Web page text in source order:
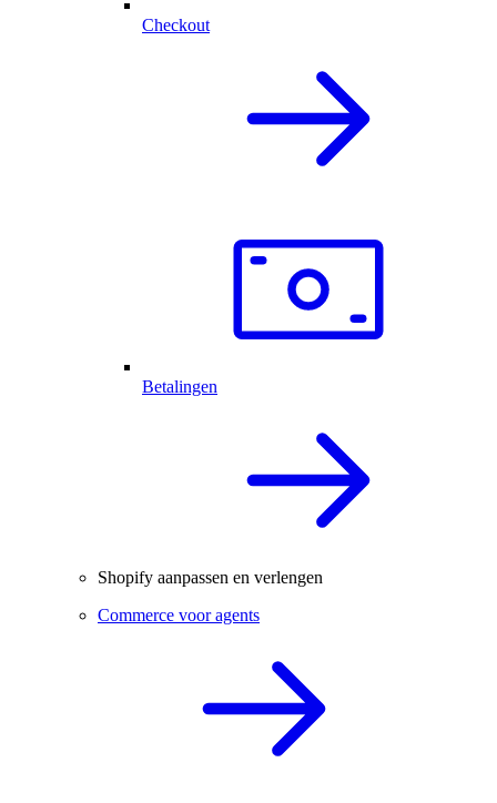
Checkout
Betalingen
Shopify aanpassen en verlengen
Commerce voor agents